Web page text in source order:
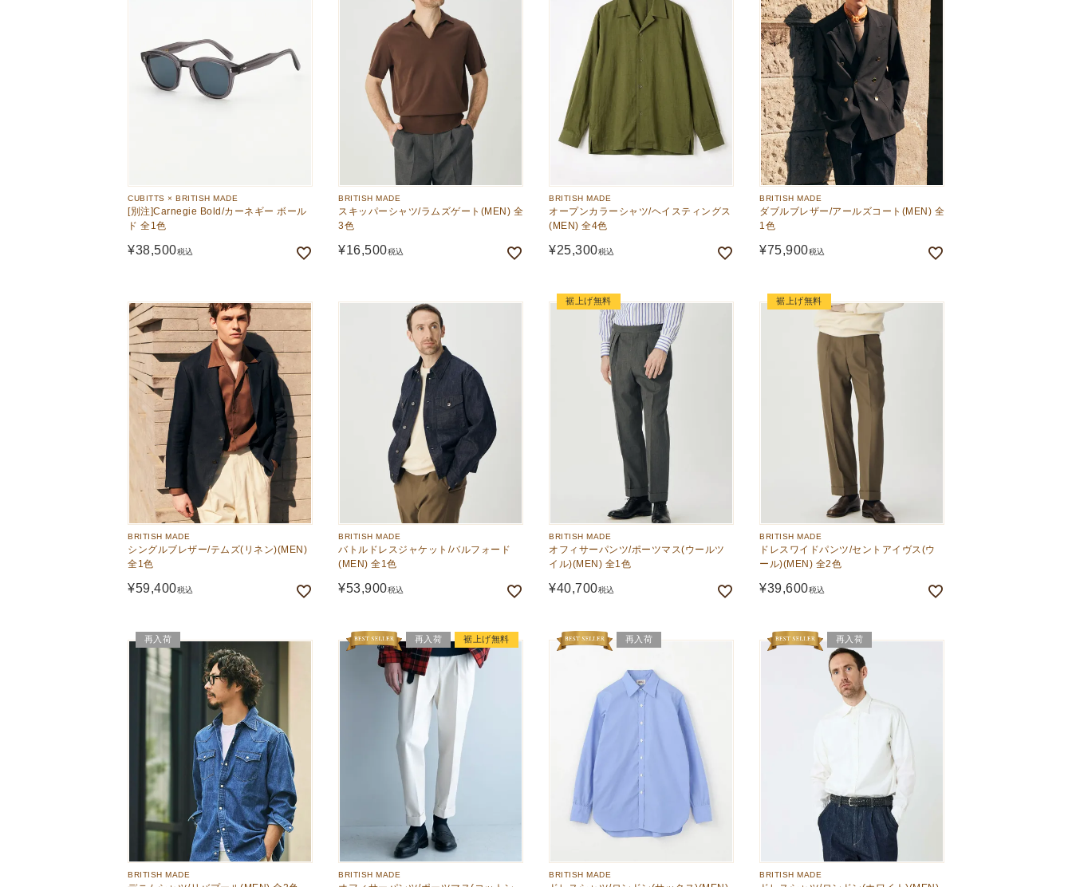
CUBITTS × BRITISH MADE
[別注]Carnegie Bold/カーネギー ボール
ド 全1色
¥38,500税込
BRITISH MADE
スキッパーシャツ/ラムズゲート(MEN) 全
3色
¥16,500税込
BRITISH MADE
オープンカラーシャツ/ヘイスティングス
(MEN) 全4色
¥25,300税込
BRITISH MADE
ダブルブレザー/アールズコート(MEN) 全
1色
¥75,900税込
BRITISH MADE
シングルブレザー/テムズ(リネン)(MEN)
全1色
¥59,400税込
BRITISH MADE
バトルドレスジャケット/バルフォード
(MEN) 全1色
¥53,900税込
裾上げ無料
BRITISH MADE
オフィサーパンツ/ポーツマス(ウールツ
イル)(MEN) 全1色
¥40,700税込
裾上げ無料
BRITISH MADE
ドレスワイドパンツ/セントアイヴス(ウ
ール)(MEN) 全2色
¥39,600税込
再入荷
BRITISH MADE
再入荷 裾上げ無料
BRITISH MADE
再入荷
BRITISH MADE
再入荷
BRITISH MADE